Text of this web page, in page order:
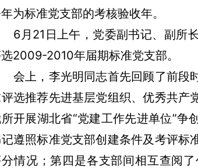
为标准党支部的考核验收年。
21日上午，党委副书记、副所长
2009-2010年届期标准党支部。
，李光明同志首先回顾了前段时
选推荐先进基层党组织、优秀共产
开展湖北省“党建工作先进单位”争
遵照标准党支部创建条件及考评标
情况；第四是各支部间相互查阅